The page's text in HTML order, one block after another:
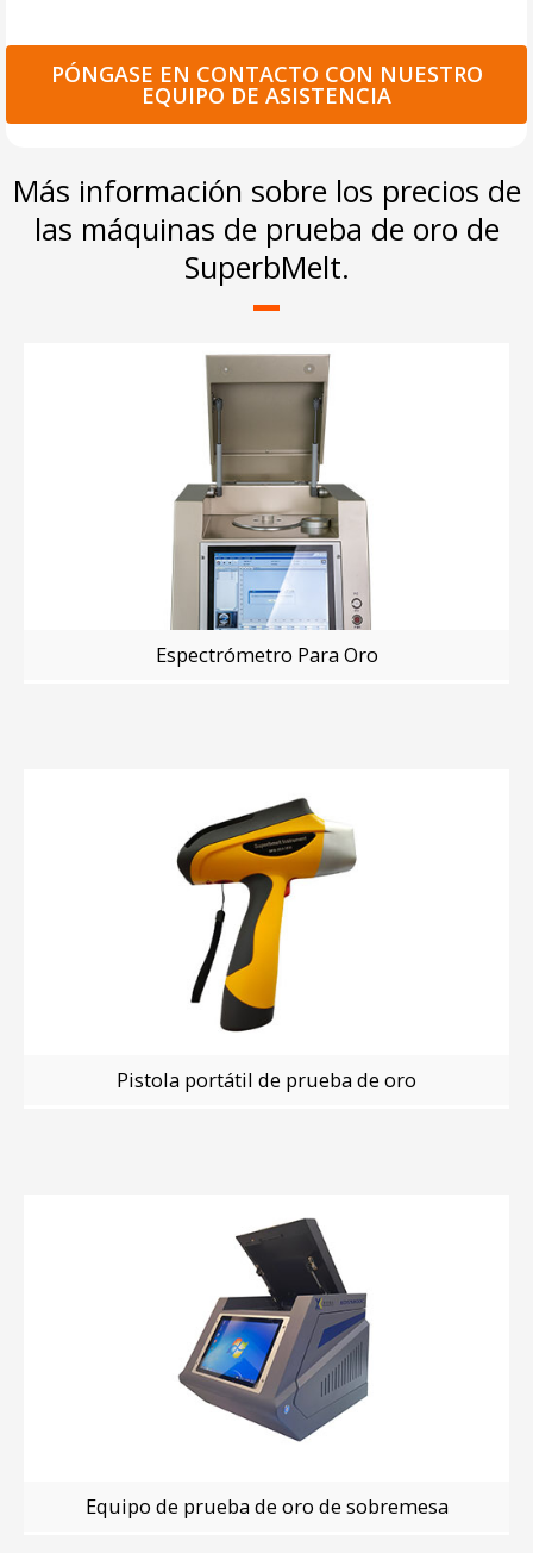
PÓNGASE EN CONTACTO CON NUESTRO
EQUIPO DE ASISTENCIA
Más información sobre los precios de
las máquinas de prueba de oro de
SuperbMelt.
Espectrómetro Para Oro
Pistola portátil de prueba de oro
Equipo de prueba de oro de sobremesa